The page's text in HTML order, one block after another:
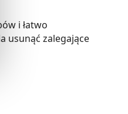
i łatwo
usunąć zalegające